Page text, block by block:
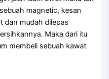
magnetic, kesan
dan mudah dilepas
Maka dari itu
membeli sebuah kawat